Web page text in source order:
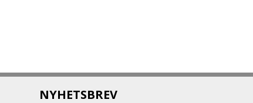
NYHETSBREV